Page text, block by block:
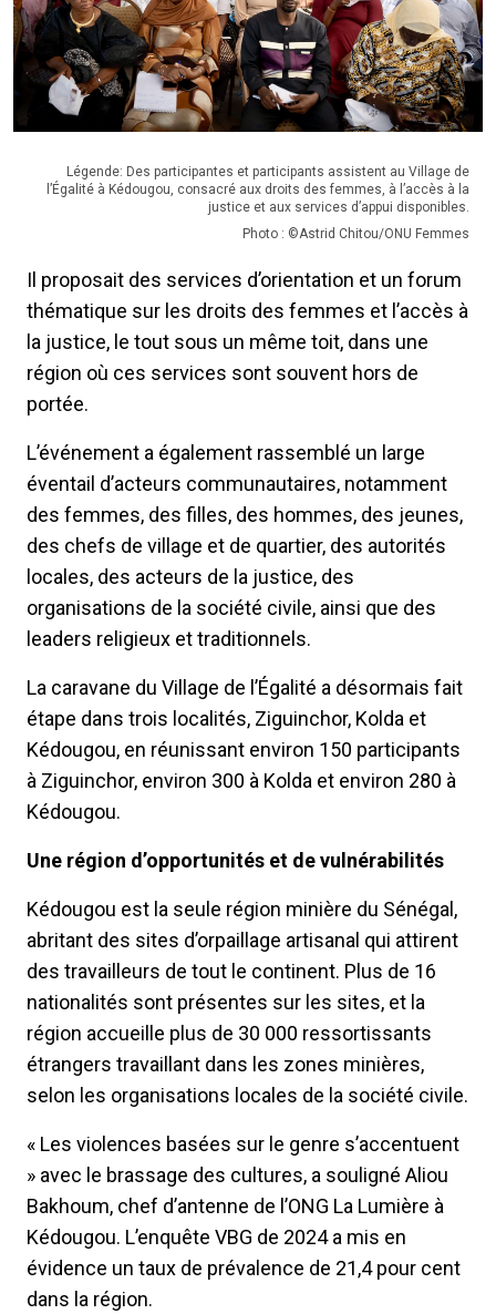
Légende: Des participantes et participants assistent au Village de
l’Égalité à Kédougou, consacré aux droits des femmes, à l’accès à la
justice et aux services d’appui disponibles.
Photo : ©Astrid Chitou/ONU Femmes
Il proposait des services d’orientation et un forum
thématique sur les droits des femmes et l’accès à
la justice, le tout sous un même toit, dans une
région où ces services sont souvent hors de
portée.
L’événement a également rassemblé un large
éventail d’acteurs communautaires, notamment
des femmes, des filles, des hommes, des jeunes,
des chefs de village et de quartier, des autorités
locales, des acteurs de la justice, des
organisations de la société civile, ainsi que des
leaders religieux et traditionnels.
La caravane du Village de l’Égalité a désormais fait
étape dans trois localités, Ziguinchor, Kolda et
Kédougou, en réunissant environ 150 participants
à Ziguinchor, environ 300 à Kolda et environ 280 à
Kédougou.
Une région d’opportunités et de vulnérabilités
Kédougou est la seule région minière du Sénégal,
abritant des sites d’orpaillage artisanal qui attirent
des travailleurs de tout le continent. Plus de 16
nationalités sont présentes sur les sites, et la
région accueille plus de 30 000 ressortissants
étrangers travaillant dans les zones minières,
selon les organisations locales de la société civile.
« Les violences basées sur le genre s’accentuent
» avec le brassage des cultures, a souligné Aliou
Bakhoum, chef d’antenne de l’ONG La Lumière à
Kédougou. L’enquête VBG de 2024 a mis en
évidence un taux de prévalence de 21,4 pour cent
dans la région.